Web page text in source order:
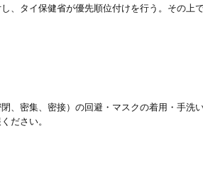
、タイ保健省が優先順位付けを行う。その
、密集、密接）の回避・マスクの着用・手洗
ださい。